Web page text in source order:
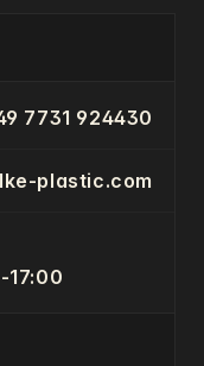
7731 924430
plastic.com
17:00